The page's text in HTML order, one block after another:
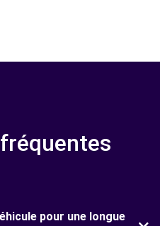
pour une longue